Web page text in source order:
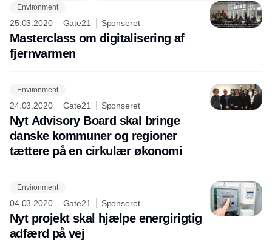
Environment
25.03.2020 Gate21 Sponseret
Masterclass om digitalisering af
fjernvarmen
Environment
24.03.2020 Gate21 Sponseret
Nyt Advisory Board skal bringe
danske kommuner og regioner
tættere på en cirkulær økonomi
Environment
04.03.2020 Gate21 Sponseret
Nyt projekt skal hjælpe energirigtig
adfærd på vej